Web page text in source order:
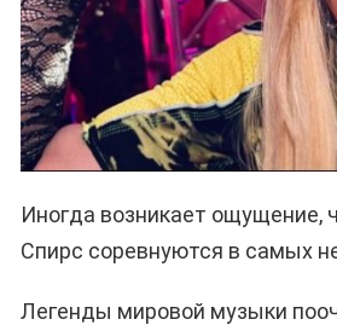
Иногда возникает ощущение,
Спирс соревнуются в самых
Легенды мировой музыки